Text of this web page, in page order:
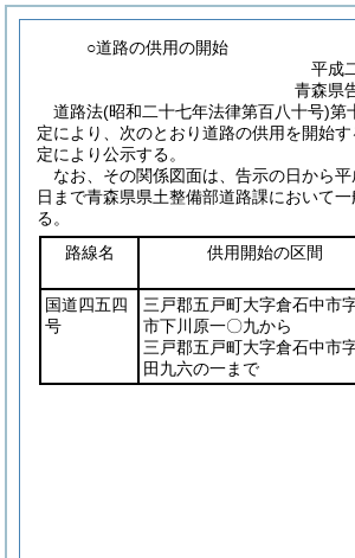
○道路の供用の開始
平成
青森県
道路法(昭和二十七年法律第百八十号)第
定により、次のとおり道路の供用を開始
定により公示する。
なお、その関係図面は、告示の日から
日まで青森県県土整備部道路課において
る。
路線名
供用開始の区間
国道四五四
号
三戸郡五戸町大字倉石中市
市下川原一〇九から
三戸郡五戸町大字倉石中市
田九六の一まで